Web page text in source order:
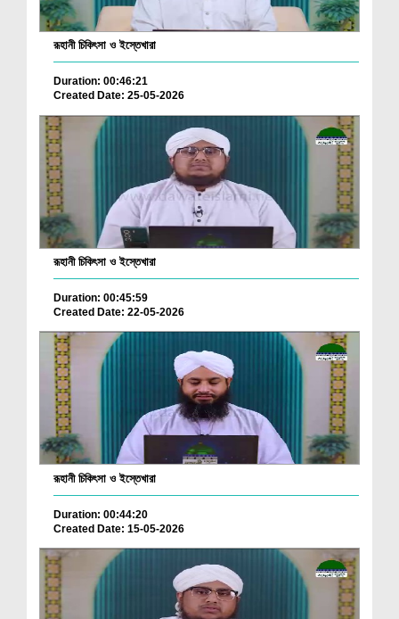
রূহানী চিকিৎসা ও ইস্তেখারা
Duration: 00:46:21
Created Date: 25-05-2026
রূহানী চিকিৎসা ও ইস্তেখারা
Duration: 00:45:59
Created Date: 22-05-2026
রূহানী চিকিৎসা ও ইস্তেখারা
Duration: 00:44:20
Created Date: 15-05-2026